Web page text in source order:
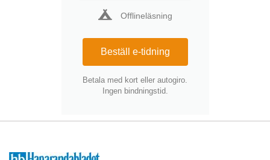
Offlineläsning
Beställ e-tidning
Betala med kort eller autogiro.
Ingen bindningstid.